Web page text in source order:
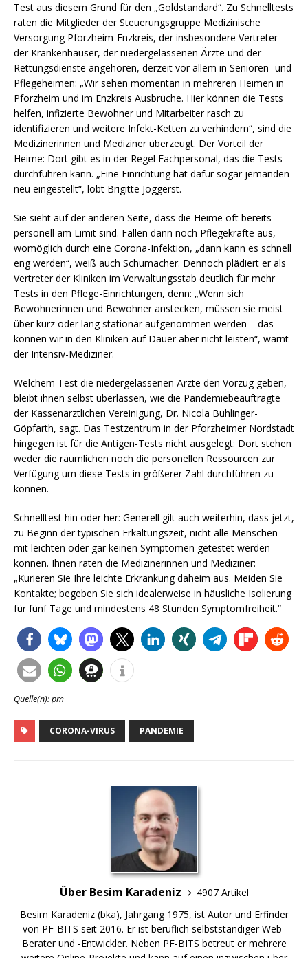
Test aus diesem Grund für den „Goldstandard“. Zu Schnelltests
raten die Mitglieder der Steuerungsgruppe Medizinische
Versorgung Pforzheim-Enzkreis, der insbesondere Vertreter
der Krankenhäuser, der niedergelassenen Ärzte und der
Rettungsdienste angehören, derzeit vor allem in Senioren- und
Pflegeheimen: „Wir sehen momentan in mehreren Heimen in
Pforzheim und im Enzkreis Ausbrüche. Hier können die Tests
helfen, infizierte Bewohner und Mitarbeiter rasch zu
identifizieren und weitere Infekt-Ketten zu verhindern“, sind die
Medizinerinnen und Mediziner überzeugt. Der Vorteil der
Heime: Dort gibt es in der Regel Fachpersonal, das die Tests
durchführen kann. „Eine Einrichtung hat dafür sogar jemanden
neu eingestellt“, lobt Brigitte Joggerst.
Sie sieht auf der anderen Seite, dass die Heime oft bereits
personell am Limit sind. Fallen dann noch Pflegekräfte aus,
womöglich durch eine Corona-Infektion, „dann kann es schnell
eng werden“, weiß auch Schumacher. Dennoch plädiert er als
Vertreter der Kliniken im Verwaltungsstab deutlich für mehr
Tests in den Pflege-Einrichtungen, denn: „Wenn sich
Bewohnerinnen und Bewohner anstecken, müssen sie meist
über kurz oder lang stationär aufgenommen werden – das
können wir in den Kliniken auf Dauer aber nicht leisten“, warnt
der Intensiv-Mediziner.
Welchem Test die niedergelassenen Ärzte den Vorzug geben,
bleibt ihnen selbst überlassen, wie die Pandemiebeauftragte
der Kassenärztlichen Vereinigung, Dr. Nicola Buhlinger-
Göpfarth, sagt. Das Testzentrum in der Pforzheimer Nordstadt
hingegen ist für die Antigen-Tests nicht ausgelegt: Dort stehen
weder die räumlichen noch die personellen Ressourcen zur
Verfügung um diese Tests in größerer Zahl durchführen zu
können.
Schnelltest hin oder her: Generell gilt auch weiterhin, dass jetzt,
zu Beginn der typischen Erkältungszeit, nicht alle Menschen
mit leichten oder gar keinen Symptomen getestet werden
können. Ihnen raten die Medizinerinnen und Mediziner:
„Kurieren Sie Ihre leichte Erkrankung daheim aus. Meiden Sie
Kontakte; begeben Sie sich idealerweise in häusliche Isolierung
für fünf Tage und mindestens 48 Stunden Symptomfreiheit.“
Quelle(n): pm
CORONA-VIRUS PANDEMIE
Über Besim Karadeniz
4907 Artikel
Besim Karadeniz (bka), Jahrgang 1975, ist Autor und Erfinder
von PF-BITS seit 2016. Er ist beruflich selbstständiger Web-
Berater und -Entwickler. Neben PF-BITS betreut er mehrere